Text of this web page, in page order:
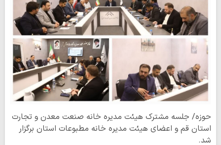
حوزه/ جلسه مشترک هیئت مدیره خانه صنعت معدن و تجارت
استان قم و اعضای هیئت مدیره خانه مطبوعات استان برگزار
شد.